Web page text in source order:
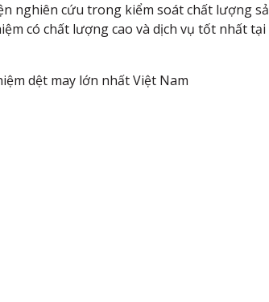
nghiên cứu trong kiểm soát chất lượng
có chất lượng cao và dịch vụ tốt nhất tại
dệt may lớn nhất Việt Nam